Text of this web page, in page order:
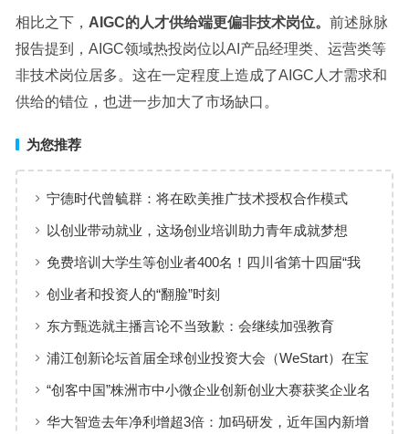
相比之下， AIGC的人才供给端更偏非技术岗位。 前述脉脉
报告提到，AIGC领域热投岗位以AI产品经理类、运营类等
非技术岗位居多。这在一定程度上造成了AIGC人才需求和
供给的错位，也进一步加大了市场缺口。
为您推荐
宁德时代曾毓群：将在欧美推广技术授权合作模式
以创业带动就业，这场创业培训助力青年成就梦想
免费培训大学生等创业者400名！四川省第十四届“我
能飞”创业提升培训启动
创业者和投资人的“翻脸”时刻
东方甄选就主播言论不当致歉：会继续加强教育
浦江创新论坛首届全球创业投资大会（WeStart）在宝
山举行！
“创客中国”株洲市中小微企业创新创业大赛获奖企业名
单
华大智造去年净利增超3倍：加码研发，近年国内新增